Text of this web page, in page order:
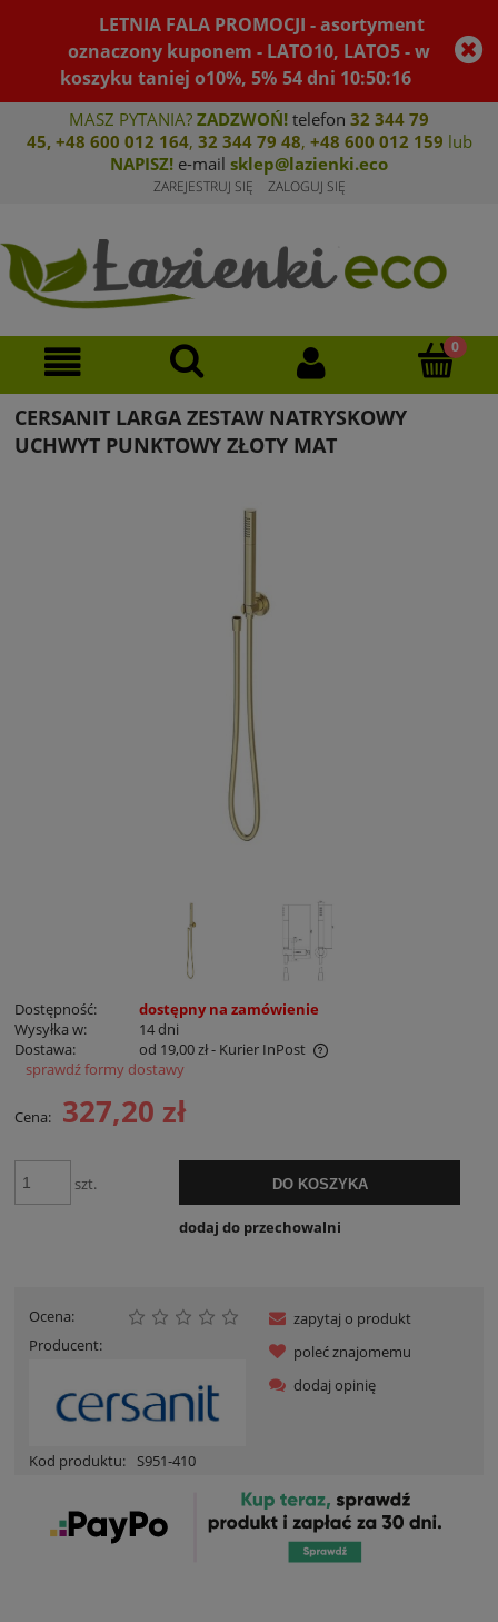
LETNIA FALA PROMOCJI - asortyment
oznaczony kuponem - LATO10, LATO5 - w
koszyku taniej o10%, 5% 54dni 10:50:16
MASZ PYTANIA? ZADZWOŃ! telefon 32 344 79
45, +48 600 012 164, 32 344 79 48, +48 600 012 159 lub
NAPISZ! e-mail sklep@lazienki.eco
ZAREJESTRUJ SIĘ ZALOGUJ SIĘ
CERSANIT LARGA ZESTAW NATRYSKOWY
UCHWYT PUNKTOWY ZŁOTY MAT
Dostępność:
dostępny na zamówienie
Wysyłka w:
14 dni
Dostawa:
od 19,00 zł- Kurier InPost
Cena nie zawiera ewentualnych kosztów płatności
sprawdź formy dostawy
Cena: 327,20 zł
szt. DO KOSZYKA
dodaj do przechowalni
Ocena:
Producent:
Kod produktu: S951-410
zapytaj o produkt
poleć znajomemu
dodaj opinię